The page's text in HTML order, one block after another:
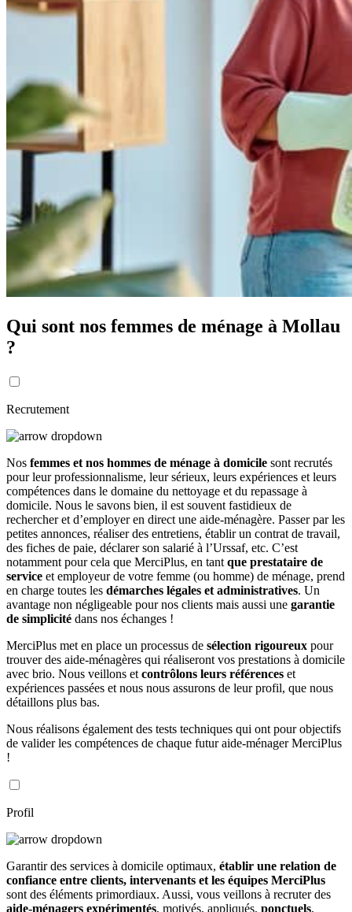
Qui sont nos femmes de ménage à Mollau
?
Recrutement
Nos femmes et nos hommes de ménage à domicile sont recrutés
pour leur professionnalisme, leur sérieux, leurs expériences et leurs
compétences dans le domaine du nettoyage et du repassage à
domicile. Nous le savons bien, il est souvent fastidieux de
rechercher et d’employer en direct une aide-ménagère. Passer par les
petites annonces, réaliser des entretiens, établir un contrat de travail,
des fiches de paie, déclarer son salarié à l’Urssaf, etc. C’est
notamment pour cela que MerciPlus, en tant que prestataire de
service et employeur de votre femme (ou homme) de ménage, prend
en charge toutes les démarches légales et administratives. Un
avantage non négligeable pour nos clients mais aussi une garantie
de simplicité dans nos échanges !
MerciPlus met en place un processus de sélection rigoureux pour
trouver des aide-ménagères qui réaliseront vos prestations à domicile
avec brio. Nous veillons et contrôlons leurs références et
expériences passées et nous nous assurons de leur profil, que nous
détaillons plus bas.
Nous réalisons également des tests techniques qui ont pour objectifs
de valider les compétences de chaque futur aide-ménager MerciPlus
!
Profil
Garantir des services à domicile optimaux, établir une relation de
confiance entre clients, intervenants et les équipes MerciPlus
sont des éléments primordiaux. Aussi, vous veillons à recruter des
aide-ménagers expérimentés, motivés, appliqués, ponctuels,